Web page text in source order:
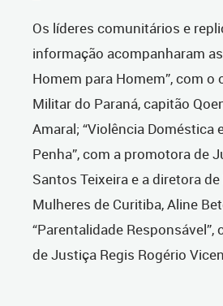
Os líderes comunitários e
informação acompanharam
Homem para Homem”, com o
Militar do Paraná, capitão
Amaral; “Violência Doméstica
Penha”, com a promotora de
Santos Teixeira e a diretora
Mulheres de Curitiba, Aline
“Parentalidade
de Justiça Regis Rogério